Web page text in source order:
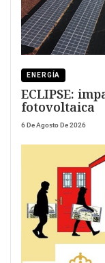
ENERGÍA
ECLIPSE:
fotovoltaica
6 De Agosto De 2026